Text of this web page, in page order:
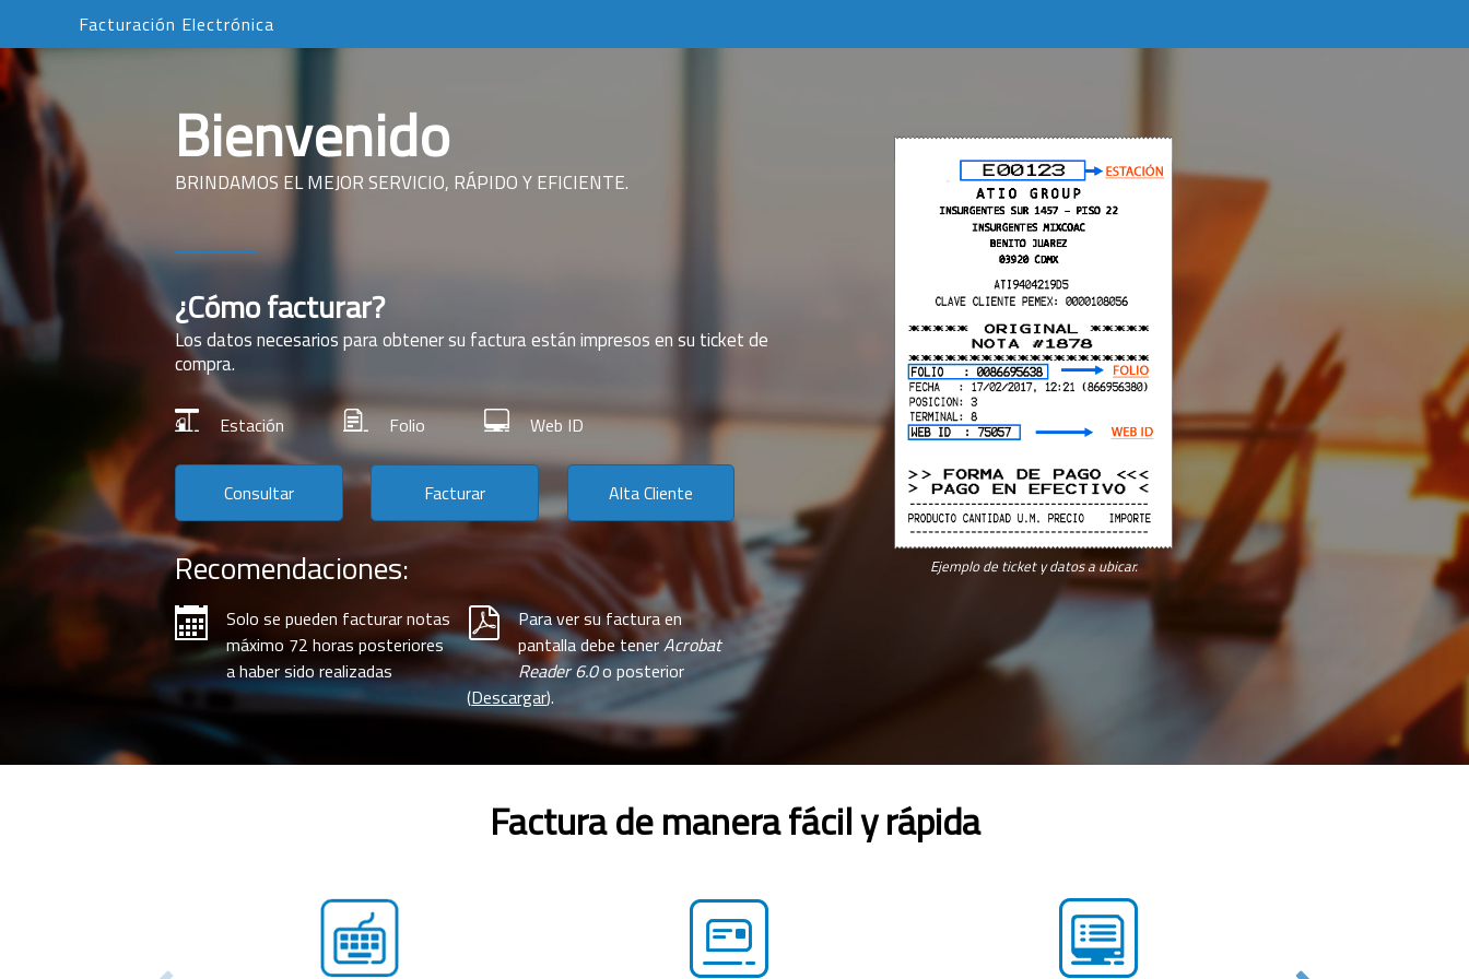
Facturación Electrónica
Bienvenido
BRINDAMOS EL MEJOR SERVICIO, RÁPIDO Y EFICIENTE.
¿Cómo facturar?
Los datos necesarios para obtener su factura están impresos en su ticket de
compra.
Estación Folio Web ID
Consultar Facturar Alta Cliente
Recomendaciones:
Solo se pueden facturar notas
máximo 72 horas posteriores
a haber sido realizadas
Para ver su factura en
pantalla debe tenerAcrobat
Reader 6.0o posterior
(Descargar).
Ejemplo de ticket y datos a ubicar.
Factura de manera fácil y rápida